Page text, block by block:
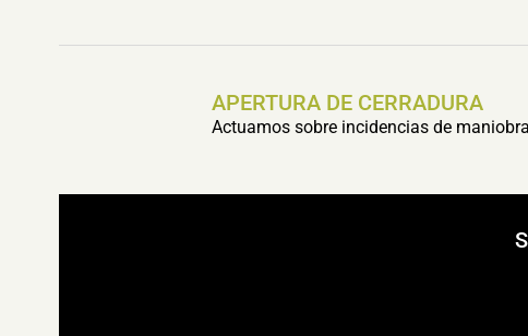
APERTURA DE CERRADURA
Actuamos sobre incidencias de